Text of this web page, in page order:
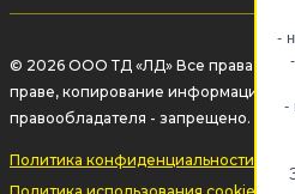
-
-
© 2026 ООО ТД «ЛД» Все права
праве, копирование информации
правообладателя - запрещено.
Политика конфиденциальности